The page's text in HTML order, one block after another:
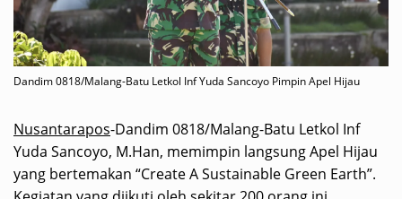
Dandim 0818/Malang-Batu Letkol Inf Yuda Sancoyo Pimpin Apel Hijau
Nusantarapos-Dandim 0818/Malang-Batu Letkol Inf
Yuda Sancoyo, M.Han, memimpin langsung Apel Hijau
yang bertemakan “Create A Sustainable Green Earth”.